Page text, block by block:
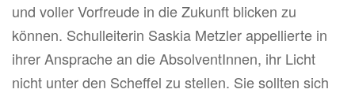
und voller Vorfreude in die Zukunft blicken zu
können. Schulleiterin Saskia Metzler appellierte in
ihrer Ansprache an die AbsolventInnen, ihr Licht
nicht unter den Scheffel zu stellen. Sie sollten sich